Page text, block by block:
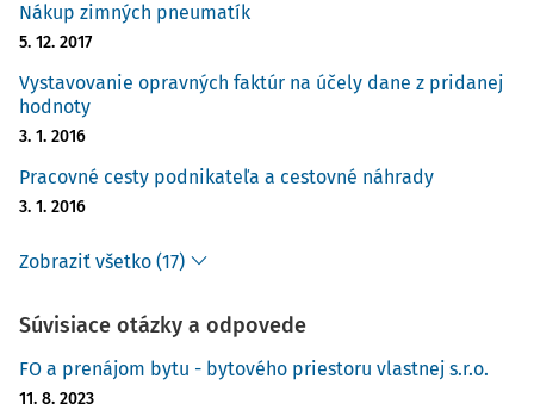
Nákup zimných pneumatík
5. 12. 2017
Vystavovanie opravných faktúr na účely dane z pridanej
hodnoty
3. 1. 2016
Pracovné cesty podnikateľa a cestovné náhrady
3. 1. 2016
Zobraziť všetko (17)
Súvisiace otázky a odpovede
FO a prenájom bytu - bytového priestoru vlastnej s.r.o.
11. 8. 2023